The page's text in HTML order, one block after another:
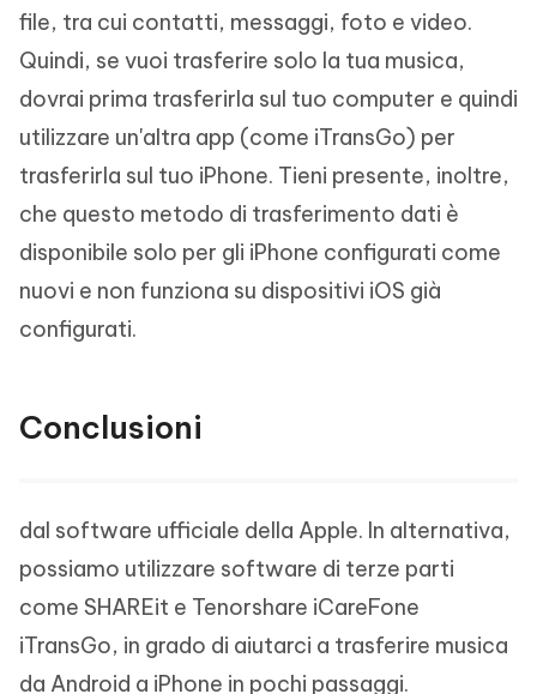
file, tra cui contatti, messaggi, foto e video.
Quindi, se vuoi trasferire solo la tua musica,
dovrai prima trasferirla sul tuo computer e quindi
utilizzare un'altra app (come iTransGo) per
trasferirla sul tuo iPhone. Tieni presente, inoltre,
che questo metodo di trasferimento dati è
disponibile solo per gli iPhone configurati come
nuovi e non funziona su dispositivi iOS già
configurati.
Conclusioni
dal software ufficiale della Apple. In alternativa,
possiamo utilizzare software di terze parti
come SHAREit e Tenorshare iCareFone
iTransGo, in grado di aiutarci a trasferire musica
da Android a iPhone in pochi passaggi.